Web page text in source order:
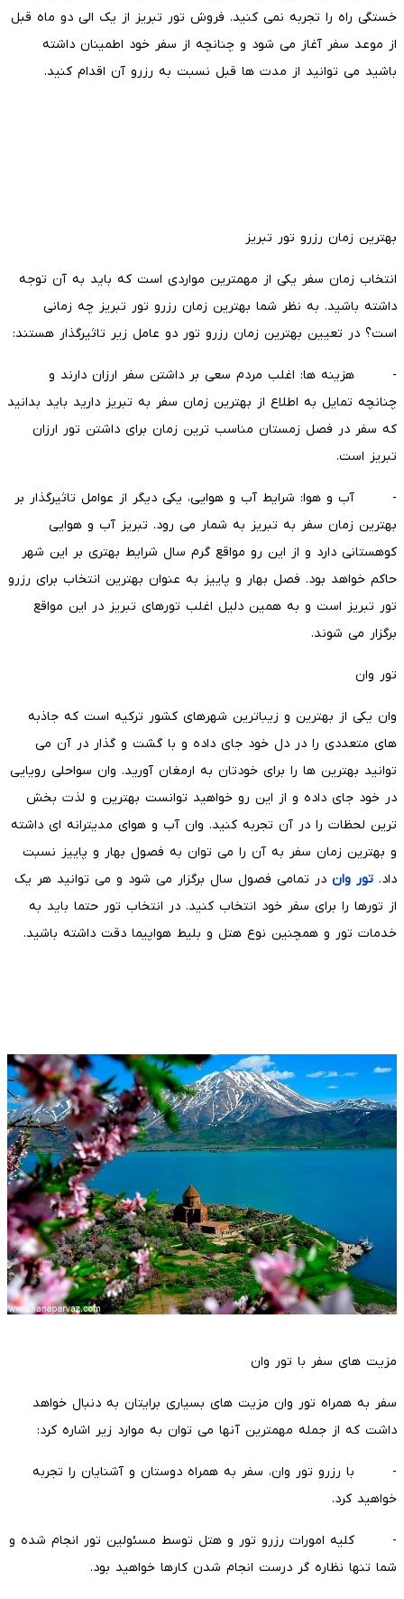
خستگی راه را تجربه نمی کنید. فروش تور تبریز از یک الی دو ماه قبل
از موعد سفر آغاز می شود و چنانچه از سفر خود اطمینان داشته
باشید می توانید از مدت ها قبل نسبت به رزرو آن اقدام کنید.
بهترین زمان رزرو تور تبریز
انتخاب زمان سفر یکی از مهمترین مواردی است که باید به آن توجه
داشته باشید. به نظر شما بهترین زمان رزرو تور تبریز چه زمانی
است؟ در تعیین بهترین زمان رزرو تور دو عامل زیر تاثیرگذار هستند:
- هزینه ها: اغلب مردم سعی بر داشتن سفر ارزان دارند و
چنانچه تمایل به اطلاع از بهترین زمان سفر به تبریز دارید باید بدانید
که سفر در فصل زمستان مناسب ترین زمان برای داشتن تور ارزان
تبریز است.
- آب و هوا: شرایط آب و هوایی، یکی دیگر از عوامل تاثیرگذار بر
بهترین زمان سفر به تبریز به شمار می رود. تبریز آب و هوایی
کوهستانی دارد و از این رو مواقع گرم سال شرایط بهتری بر این شهر
حاکم خواهد بود. فصل بهار و پاییز به عنوان بهترین انتخاب برای رزرو
تور تبریز است و به همین دلیل اغلب تورهای تبریز در این مواقع
برگزار می شوند.
تور وان
وان یکی از بهترین و زیباترین شهرهای کشور ترکیه است که جاذبه
های متعددی را در دل خود جای داده و با گشت و گذار در آن می
توانید بهترین ها را برای خودتان به ارمغان آورید. وان سواحلی رویایی
در خود جای داده و از این رو خواهید توانست بهترین و لذت بخش
ترین لحظات را در آن تجربه کنید. وان آب و هوای مدیترانه ای داشته
و بهترین زمان سفر به آن را می توان به فصول بهار و پاییز نسبت
داد. تور وان در تمامی فصول سال برگزار می شود و می توانید هر یک
از تورها را برای سفر خود انتخاب کنید. در انتخاب تور حتما باید به
خدمات تور و همچنین نوع هتل و بلیط هواپیما دقت داشته باشید.
مزیت های سفر با تور وان
سفر به همراه تور وان مزیت های بسیاری برایتان به دنبال خواهد
داشت که از جمله مهمترین آنها می توان به موارد زیر اشاره کرد:
- با رزرو تور وان، سفر به همراه دوستان و آشنایان را تجربه
خواهید کرد.
- کلیه امورات رزرو تور و هتل توسط مسئولین تور انجام شده و
شما تنها نظاره گر درست انجام شدن کارها خواهید بود.